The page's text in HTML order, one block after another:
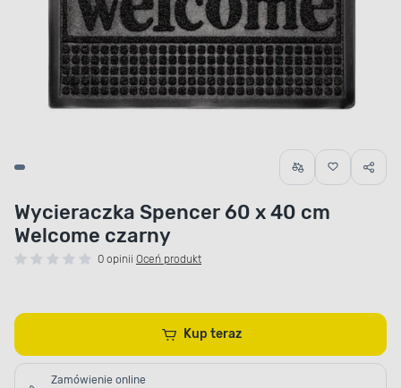
Wycieraczka Spencer 60 x 40 cm
Welcome czarny
0 opinii Oceń produkt
Kup teraz
Zamówienie online